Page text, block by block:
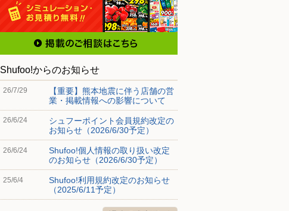
Shufoo!からのお知らせ
26/7/29
【重要】熊本地震に伴う店舗の営
業・掲載情報への影響について
26/6/24
シュフーポイント会員規約改定の
お知らせ（2026/6/30予定）
26/6/24
Shufoo!個人情報の取り扱い改定
のお知らせ（2026/6/30予定）
25/6/4
Shufoo!利用規約改定のお知らせ
（2025/6/11予定）